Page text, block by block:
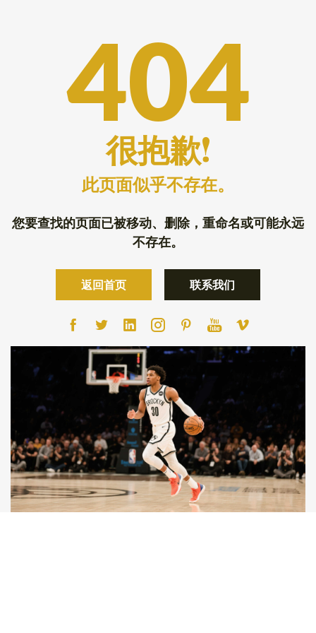
404
很抱歉!
此页面似乎不存在。
您要查找的页面已被移动、删除，重命名或可能永远
不存在。
返回首页 联系我们